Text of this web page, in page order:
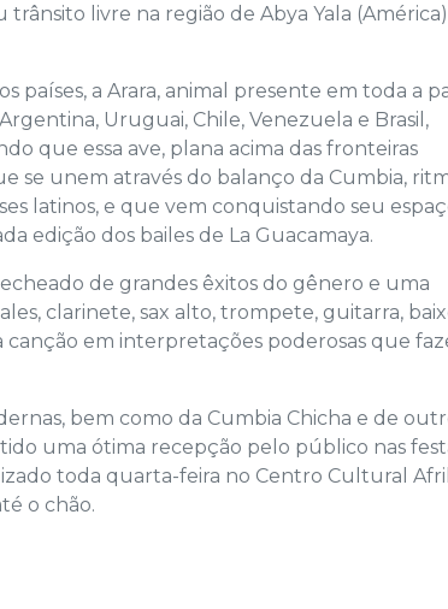
livre na região de Abya Yala
países, a Arara, animal presente em toda a
Uruguai, Chile, Venezuela e Brasil,
que essa ave, plana acima das fronteiras
se unem através do balanço da Cumbia,
latinos, e que vem conquistando seu
edição dos bailes de La Guacamaya.
de grandes êxitos do gênero e uma
clarinete, sax alto, trompete, guitarra,
em interpretações poderosas que
bem como da Cumbia Chicha e de
uma ótima recepção pelo público nas
toda quarta-feira no Centro Cultural
o chão.